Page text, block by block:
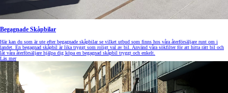
Begagnade Skåpbilar
Här kan du som är ute efter begagnade skåpbilar se vilket utbud som finns hos våra återförsäljare runt om i
landet. En begagnad skåpbil är lika tryggt som roligt val av bil. Använd våra sökfilter för att hitta rätt bil och
låt våra återförsäljare hjälpa dig köpa en begagnad skåpbil tryggt och enkelt.
Läs mer